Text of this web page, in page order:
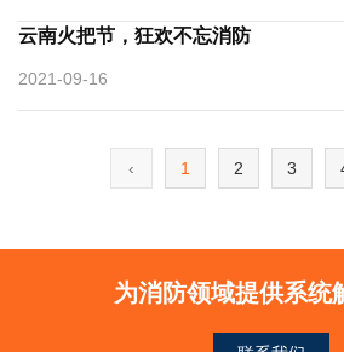
云南火把节，狂欢不忘消防
2021-09-16
‹ 1 2 3
为消防领域提供系统